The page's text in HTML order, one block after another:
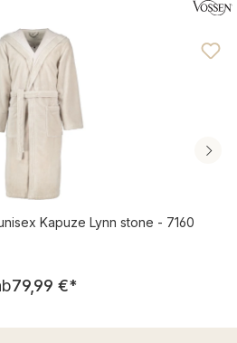
von 5 von 5 Sternen
Kapuze Lynn stone - 7160
Regulärer Preis:
79,99 €*